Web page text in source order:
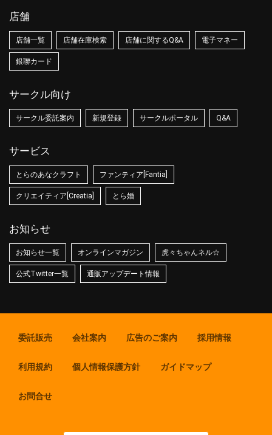
店舗
店舗一覧 店舗在庫検索 店舗に関するQ&A 電子マネー
銀聯カード
サークル向け
サークル委託案内 新規登録 サークルポータル Q&A
サービス
とらのあなクラフト ファンティア[Fantia]
クリエイティア[Creatia] とら婚
お知らせ
お知らせ一覧 オンラインマガジン 虎々ちゃんネル☆
公式Twitter一覧 通販アップデート情報
委託販売 会社案内 広告のご案内 採用情報
利用規約 個人情報保護方針 ガイドマップ
お問合せ